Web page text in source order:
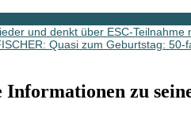
und denkt über ESC-Teilnahme
Quasi zum Geburtstag: 50-
zu